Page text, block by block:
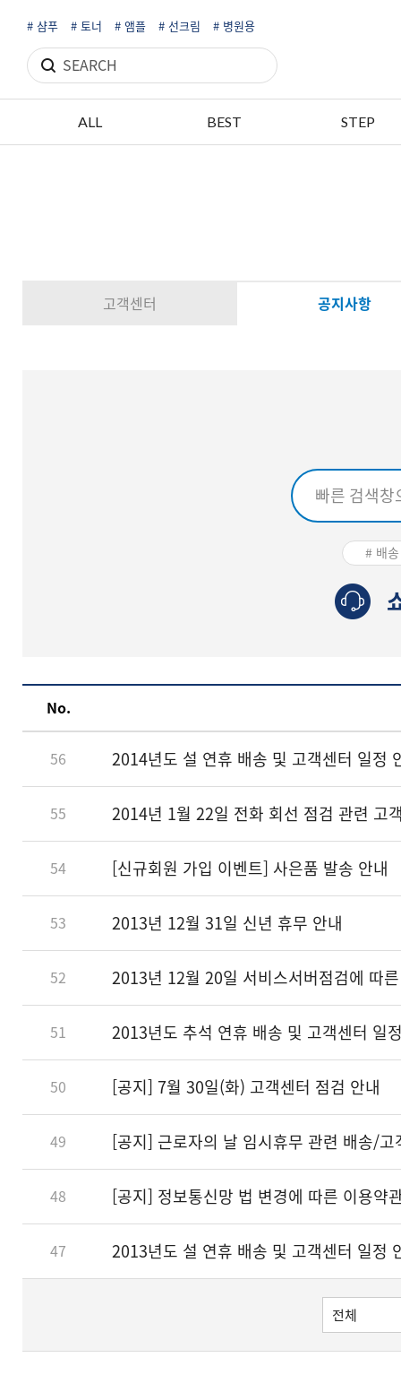
# 샴푸 # 토너 # 앰플 # 선크림 # 병원용
ALL BEST STEP
고객센터 공지사항
# 배송
No.
56 2014년도 설 연휴 배송 및 고객센터 일정
55 2014년 1월 22일 전화 회선 점검 관련 고
54 [신규회원 가입 이벤트] 사은품 발송 안내
53 2013년 12월 31일 신년 휴무 안내
52 2013년 12월 20일 서비스서버점검에 따
51 2013년도 추석 연휴 배송 및 고객센터 일
50 [공지] 7월 30일(화) 고객센터 점검 안내
49 [공지] 근로자의 날 임시휴무 관련 배송/고
48 [공지] 정보통신망 법 변경에 따른 이용약
47 2013년도 설 연휴 배송 및 고객센터 일정